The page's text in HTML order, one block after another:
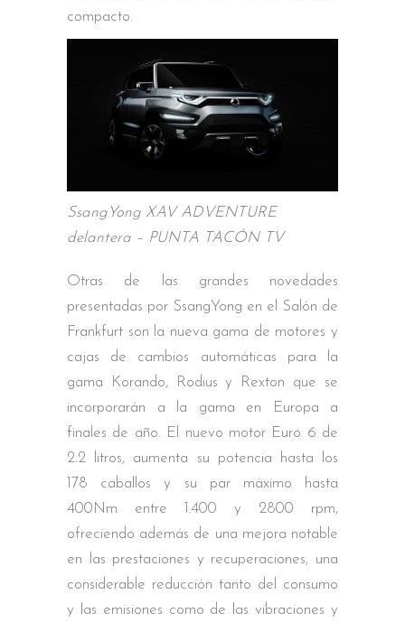
compacto.
SsangYong XAV ADVENTURE
delantera – PUNTA TACÓN TV
Otras de las grandes novedades
presentadas por SsangYong en el Salón de
Frankfurt son la nueva gama de motores y
cajas de cambios automáticas para la
gama Korando, Rodius y Rexton que se
incorporarán a la gama en Europa a
finales de año. El nuevo motor Euro 6 de
2.2 litros, aumenta su potencia hasta los
178 caballos y su par máximo hasta
400Nm entre 1.400 y 2800 rpm,
ofreciendo además de una mejora notable
en las prestaciones y recuperaciones, una
considerable reducción tanto del consumo
y las emisiones como de las vibraciones y